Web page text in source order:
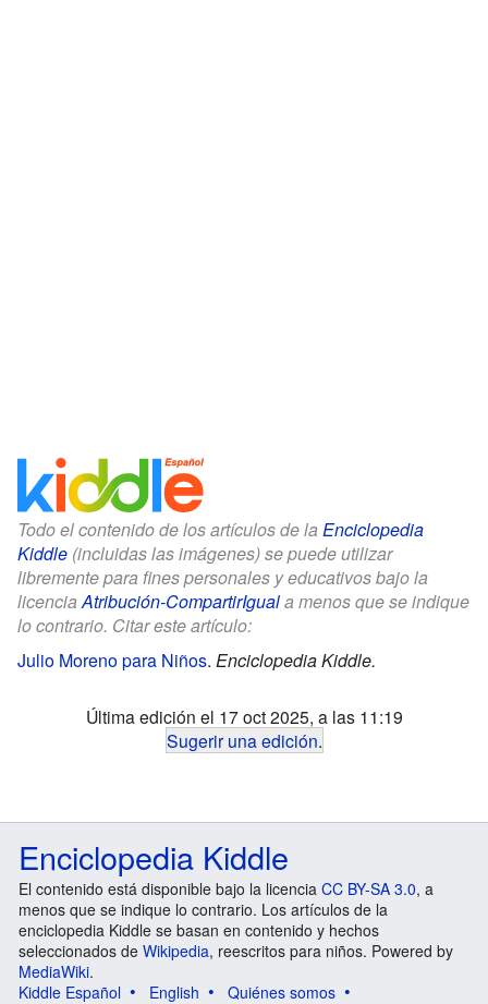
Todo el contenido de los artículos de la Enciclopedia
Kiddle (incluidas las imágenes) se puede utilizar
libremente para fines personales y educativos bajo la
licenciaAtribución-CompartirIguala menos que se indique
lo contrario. Citar este artículo:
Julio Moreno para Niños. Enciclopedia Kiddle.
Última edición el 17 oct 2025, a las 11:19
Sugerir una edición.
Enciclopedia Kiddle
El contenido está disponible bajo la licencia CC BY-SA 3.0, a
menos que se indique lo contrario. Los artículos de la
enciclopedia Kiddle se basan en contenido y hechos
seleccionados de Wikipedia, reescritos para niños. Powered by
MediaWiki.
Kiddle Español
English
Quiénes somos